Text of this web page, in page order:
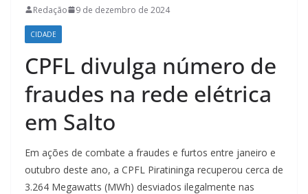
Redação 9 de dezembro de 2024
CIDADE
CPFL divulga número de
fraudes na rede elétrica
em Salto
Em ações de combate a fraudes e furtos entre janeiro e
outubro deste ano, a CPFL Piratininga recuperou cerca de
3.264 Megawatts (MWh) desviados ilegalmente nas